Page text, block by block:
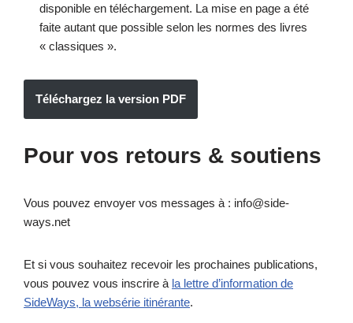
disponible en téléchargement. La mise en page a été
faite autant que possible selon les normes des livres
« classiques ».
Téléchargez la version PDF
Pour vos retours & soutiens
Vous pouvez envoyer vos messages à : info@side-
ways.net
Et si vous souhaitez recevoir les prochaines publications,
vous pouvez vous inscrire à la lettre d’information de
SideWays, la websérie itinérante.